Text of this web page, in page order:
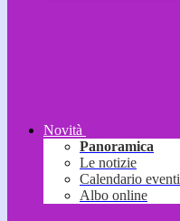
Novità
Panoramica
Le notizie
Calendario eventi
Albo online